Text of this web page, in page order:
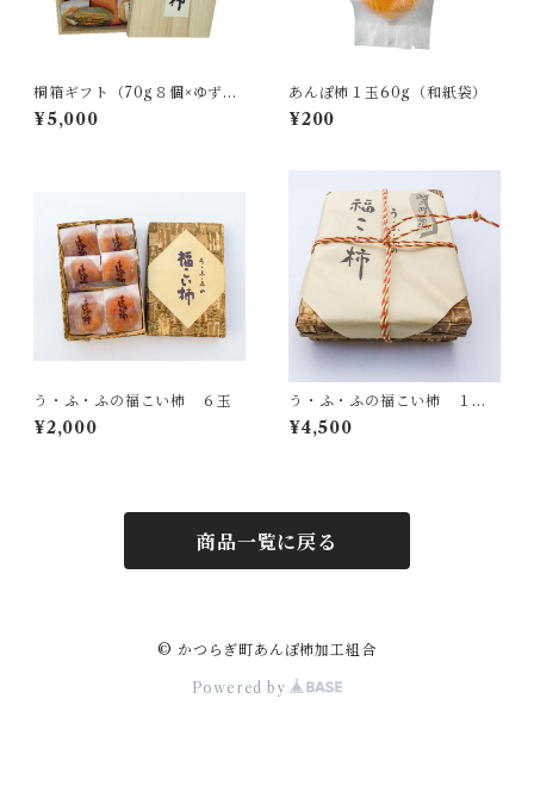
桐箱ギフト（70g８個×ゆず巻
き柿１本）
¥5,000
あんぽ柿１玉60g（和紙袋）
¥200
う・ふ・ふの福こい柿 ６玉
¥2,000
う・ふ・ふの福こい柿 １５
玉
¥4,500
商品一覧に戻る
© かつらぎ町あんぽ柿加工組合
Powered by